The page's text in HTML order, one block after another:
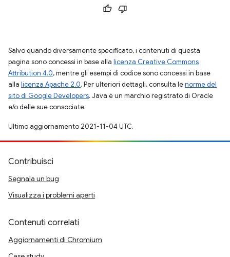
Salvo quando diversamente specificato, i contenuti di questa
pagina sono concessi in base alla licenza Creative Commons
Attribution 4.0, mentre gli esempi di codice sono concessi in base
alla licenza Apache 2.0. Per ulteriori dettagli, consulta lenorme del
sito di Google Developers. Java è un marchio registrato di Oracle
e/o delle sue consociate.
Ultimo aggiornamento 2021-11-04 UTC.
Contribuisci
Segnala un bug
Visualizza i problemi aperti
Contenuti correlati
Aggiornamenti di Chromium